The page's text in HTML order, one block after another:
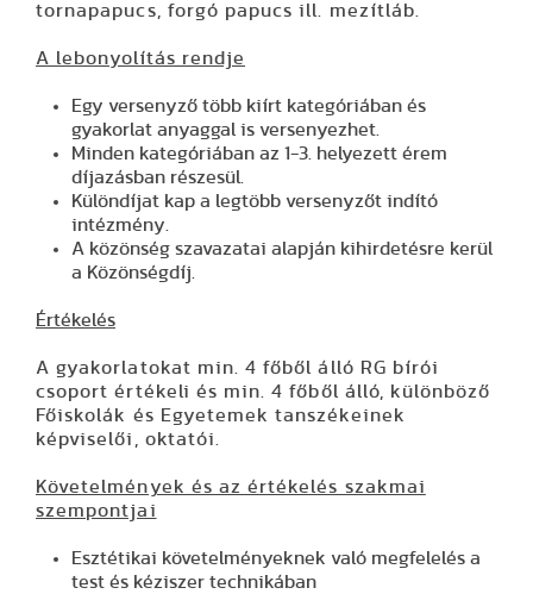
tornapapucs, forgó papucs ill. mezítláb.
A lebonyolítás rendje
Egy versenyző több kiírt kategóriában és
gyakorlat anyaggal is versenyezhet.
Minden kategóriában az 1-3. helyezett érem
díjazásban részesül.
Különdíjat kap a legtöbb versenyzőt indító
intézmény.
A közönség szavazatai alapján kihirdetésre kerül
a Közönségdíj.
Értékelés
A gyakorlatokat min. 4 főből álló RG bírói
csoport értékeli és min. 4 főből álló, különböző
Főiskolák és Egyetemek tanszékeinek
képviselői, oktatói.
Követelmények és az értékelés szakmai
szempontjai
Esztétikai követelményeknek való megfelelés a
test és kéziszer technikában